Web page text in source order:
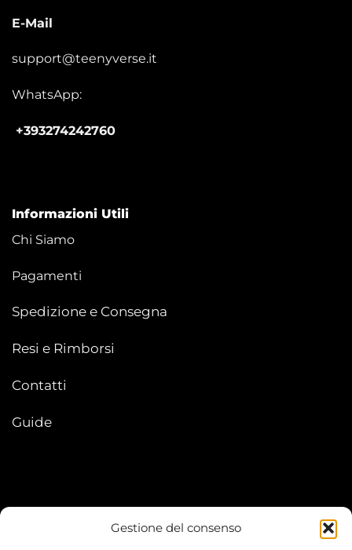
Gestione del consenso
E-Mail
support@teenyverse.it
WhatsApp:
+393274242760
Informazioni Utili
Chi Siamo
Pagamenti
Spedizione e Consegna
Resi e Rimborsi
Contatti
Guide